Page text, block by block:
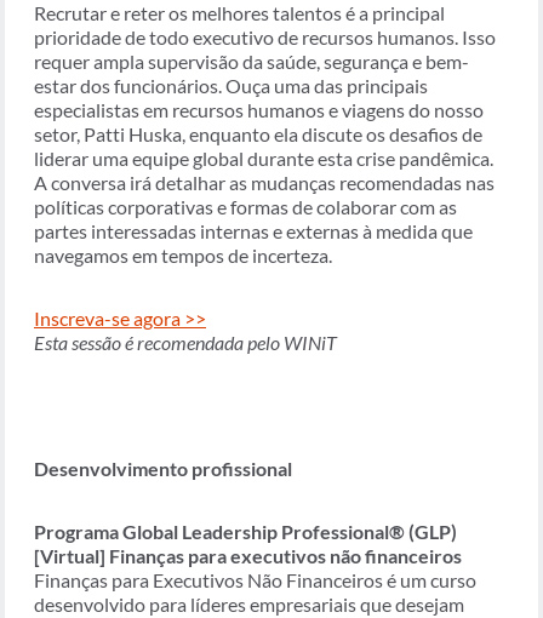
Recrutar e reter os melhores talentos é a principal
prioridade de todo executivo de recursos humanos. Isso
requer ampla supervisão da saúde, segurança e bem-
estar dos funcionários. Ouça uma das principais
especialistas em recursos humanos e viagens do nosso
setor, Patti Huska, enquanto ela discute os desafios de
liderar uma equipe global durante esta crise pandêmica.
A conversa irá detalhar as mudanças recomendadas nas
políticas corporativas e formas de colaborar com as
partes interessadas internas e externas à medida que
navegamos em tempos de incerteza.
Inscreva-se agora >>
Esta sessão é recomendada pelo WINiT
Desenvolvimento profissional
Programa Global Leadership Professional® (GLP)
[Virtual] Finanças para executivos não financeiros
Finanças para Executivos Não Financeiros é um curso
desenvolvido para líderes empresariais que desejam